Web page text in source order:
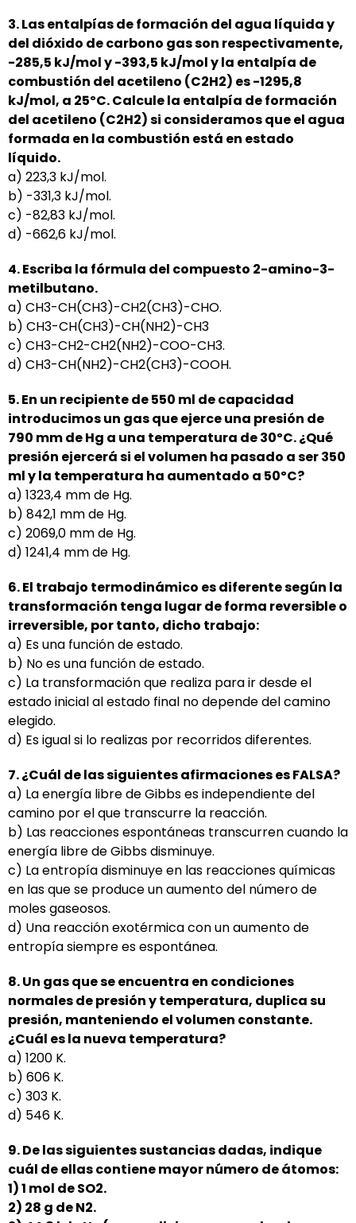
3. Las entalpías de formación del agua líquida y
del dióxido de carbono gas son respectivamente,
-285,5 kJ/mol y -393,5 kJ/mol y la entalpía de
combustión del acetileno (C2H2) es -1295,8
kJ/mol, a 25ºC. Calcule la entalpía de formación
del acetileno (C2H2) si consideramos que el agua
formada en la combustión está en estado
líquido.
a) 223,3 kJ/mol.
b) -331,3 kJ/mol.
c) -82,83 kJ/mol.
d) -662,6 kJ/mol.
4. Escriba la fórmula del compuesto 2-amino-3-
metilbutano.
a) CH3-CH(CH3)-CH2(CH3)-CHO.
b) CH3-CH(CH3)-CH(NH2)-CH3
c) CH3-CH2-CH2(NH2)-COO-CH3.
d) CH3-CH(NH2)-CH2(CH3)-COOH.
5. En un recipiente de 550 ml de capacidad
introducimos un gas que ejerce una presión de
790 mm deHg a una temperatura de 30ºC. ¿Qué
presión ejercerá si el volumen ha pasado a ser 350
ml y la temperatura ha aumentado a 50ºC?
a) 1323,4 mm de Hg.
b) 842,1 mm de Hg.
c) 2069,0 mm de Hg.
d) 1241,4 mm de Hg.
6. El trabajo termodinámico es diferente según la
transformación tenga lugar de forma reversible o
irreversible, por tanto, dicho trabajo:
a) Es una función de estado.
b) No es una función de estado.
c) La transformación que realiza para ir desde el
estado inicial al estado final no depende del camino
elegido.
d) Es igual si lo realizas por recorridos diferentes.
7. ¿Cuál de las siguientes afirmaciones es FALSA?
a) La energía libre de Gibbs es independiente del
camino por el que transcurre la reacción.
b) Las reacciones espontáneas transcurren cuando la
energía libre de Gibbs disminuye.
c) La entropía disminuye en las reacciones químicas
en las que se produce un aumento del número de
moles gaseosos.
d) Una reacción exotérmica con un aumento de
entropía siempre es espontánea.
8. Un gas que se encuentra en condiciones
normales de presión y temperatura, duplica su
presión, manteniendo el volumen constante.
¿Cuál es la nueva temperatura?
a) 1200 K.
b) 606 K.
c) 303 K.
d) 546 K.
9. De las siguientes sustancias dadas, indique
cuál de ellas contiene mayor número de átomos:
1) 1 mol de SO2.
2) 28 g de N2.